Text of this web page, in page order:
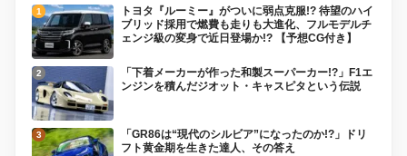
トヨタ『ルーミー』がついに弱点克服!? 待望のハイ
ブリッド採用で燃費も走りも大進化、フルモデルチ
ェンジ級の変身で近日登場か!? 【予想CG付き】
「下着メーカーが作った和製スーパーカー!?」F1エ
ンジンを積んだジオット・キャスピタという伝説
「GR86は“現代のシルビア”になったのか!?」ドリ
フト黄金期を生きた達人、その答え